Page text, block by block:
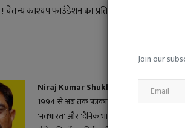
Join our
चेतन्य काश्यप फाउंडेशन का प्रतिभा सम्मान समारोह 10
Niraj Kumar Shukla
1994 से अब तक पत्रकारिता के क्षेत्र में सक्रिय। इस
'नवभारत' और 'दैनिक भास्कर' सहित विभिन्न